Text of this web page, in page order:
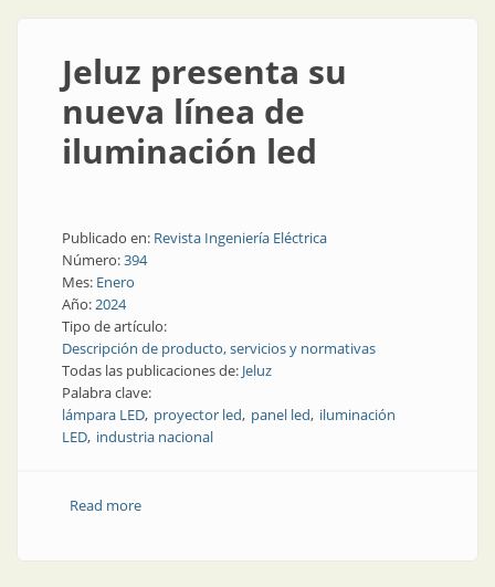
Jeluz presenta su
nueva línea de
iluminación led
Publicado en: Revista Ingeniería Eléctrica
Número:394
Mes: Enero
Año:2024
Tipo de artículo:
Descripción de producto, servicios y normativas
Todas las publicaciones de: Jeluz
Palabra clave:
lámpara LED proyector led panel led iluminación
LED industria nacional
Read moreabout Jeluz presenta su nueva línea de iluminación